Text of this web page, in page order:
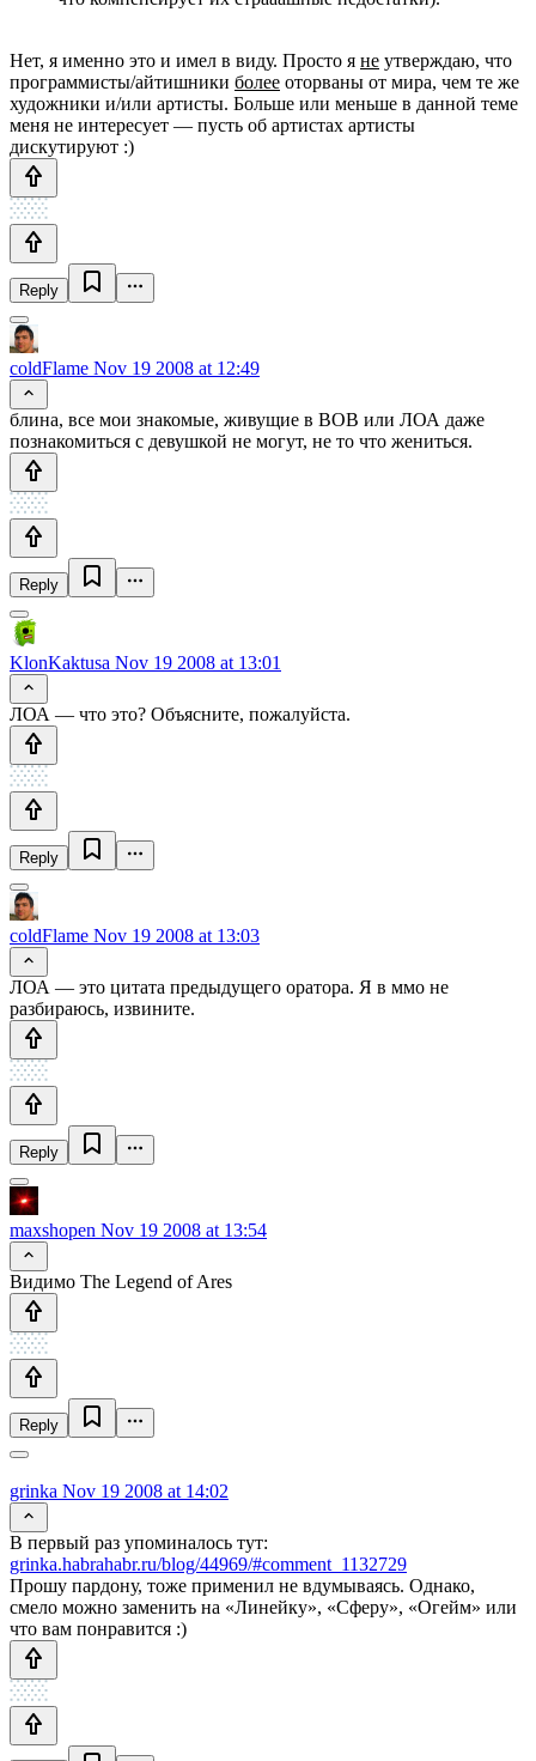
Нет, я именно это и имел в виду. Просто я не утверждаю, что
программисты/айтишники более оторваны от мира, чем те же
художники и/или артисты. Больше или меньше в данной теме
меня не интересует — пусть об артистах артисты
дискутируют :)
Reply
coldFlame Nov 19 2008 at 12:49
блина, все мои знакомые, живущие в ВОВ или ЛОА даже
познакомиться с девушкой не могут, не то что жениться.
Reply
KlonKaktusa Nov 19 2008 at 13:01
ЛОА — что это? Объясните, пожалуйста.
Reply
coldFlame Nov 19 2008 at 13:03
ЛОА — это цитата предыдущего оратора. Я в ммо не
разбираюсь, извините.
Reply
maxshopen Nov 19 2008 at 13:54
Видимо The Legend of Ares
Reply
grinka Nov 19 2008 at 14:02
В первый раз упоминалось тут:
grinka.habrahabr.ru/blog/44969/#comment_1132729
Прошу пардону, тоже применил не вдумываясь. Однако,
смело можно заменить на «Линейку», «Сферу», «Огейм» или
что вам понравится :)